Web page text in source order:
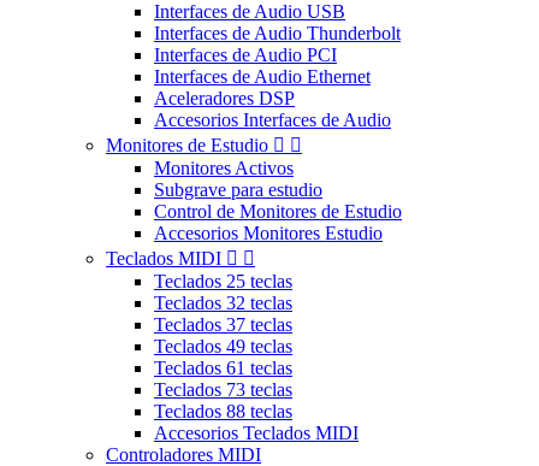
Interfaces de Audio USB
Interfaces de Audio Thunderbolt
Interfaces de Audio PCI
Interfaces de Audio Ethernet
Aceleradores DSP
Accesorios Interfaces de Audio
Monitores de Estudio  
Monitores Activos
Subgrave para estudio
Control de Monitores de Estudio
Accesorios Monitores Estudio
Teclados MIDI  
Teclados 25 teclas
Teclados 32 teclas
Teclados 37 teclas
Teclados 49 teclas
Teclados 61 teclas
Teclados 73 teclas
Teclados 88 teclas
Accesorios Teclados MIDI
Controladores MIDI